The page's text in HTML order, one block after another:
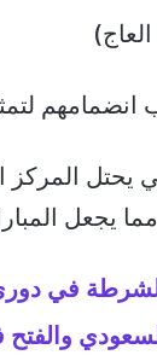
لتمثيل منتخباتهم
في